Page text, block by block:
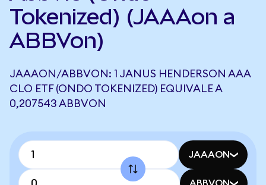
Tokenized) (JAAAon a
ABBVon)
JAAAON/ABBVON: 1 JANUS HENDERSON AAA
CLO ETF (ONDO TOKENIZED) EQUIVALE A
0,207543 ABBVON
JAAAON